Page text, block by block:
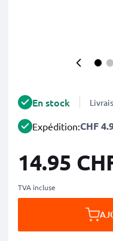
En stock
Expédition:CHF
14.95
TVA incluse